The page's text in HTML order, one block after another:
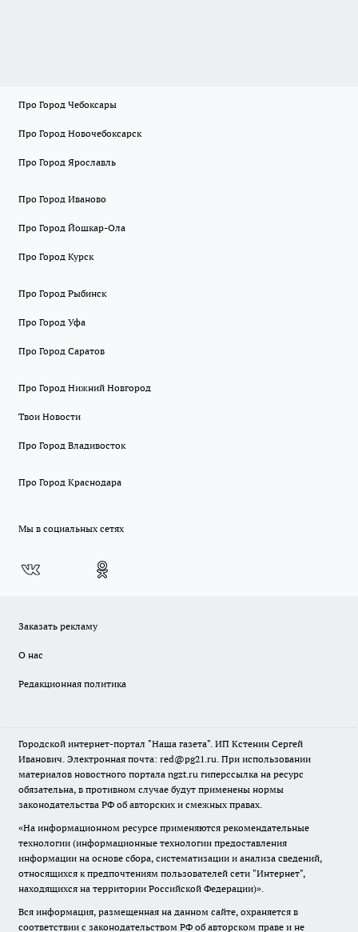
Про Город Чебоксары
Про Город Новочебоксарск
Про Город Ярославль
Про Город Иваново
Про Город Йошкар-Ола
Про Город Курск
Про Город Рыбинск
Про Город Уфа
Про Город Саратов
Про Город Нижний Новгород
Твои Новости
Про Город Владивосток
Про Город Краснодара
Мы в социальных сетях
Заказать рекламу
О нас
Редакционная политика
Городской интернет-портал "Наша газета". ИП Кстенин Сергей
Иванович. Электронная почта: red@pg21.ru. При использовании
материалов новостного портала ngzt.ru гиперссылка на ресурс
обязательна, в противном случае будут применены нормы
законодательства РФ об авторских и смежных правах.
«На информационном ресурсе применяются рекомендательные
технологии (информационные технологии предоставления
информации на основе сбора, систематизации и анализа сведений,
относящихся к предпочтениям пользователей сети "Интернет",
находящихся на территории Российской Федерации)».
Вся информация, размещенная на данном сайте, охраняется в
соответствии с законодательством РФ об авторском праве и не